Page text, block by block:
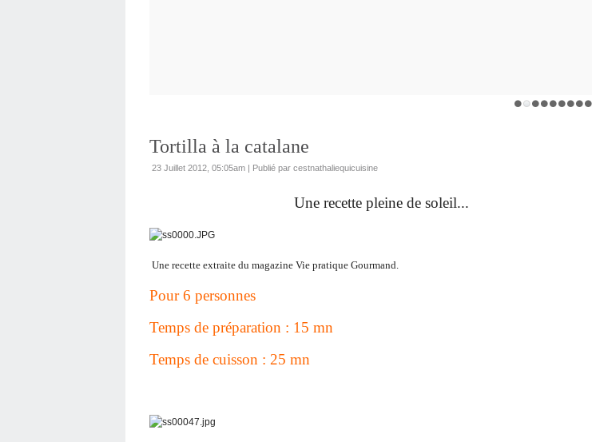
Tortilla à la catalane
23 Juillet 2012, 05:05am | Publié par cestnathaliequicuisine
Une recette pleine de soleil...
Une recette extraite du magazine Vie pratique Gourmand.
Pour 6 personnes
Temps de préparation : 15 mn
Temps de cuisson : 25 mn